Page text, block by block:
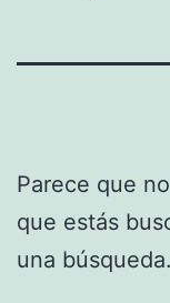
Parece que
que estás
una búsqueda.